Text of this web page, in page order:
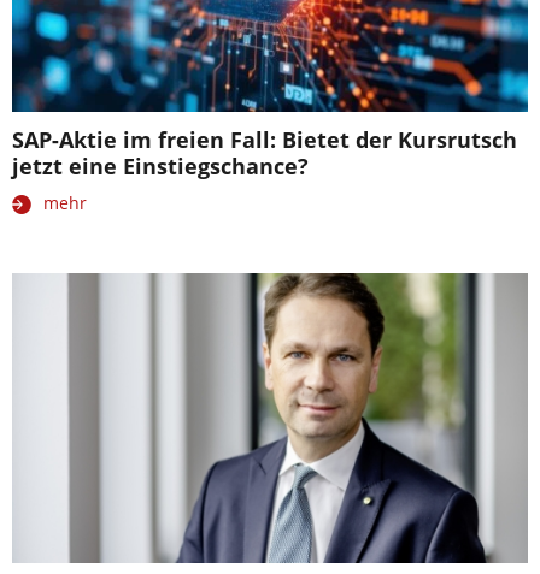
SAP-Aktie im freien Fall: Bietet der Kursrutsch
jetzt eine Einstiegschance?
mehr